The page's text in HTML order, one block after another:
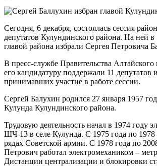
Сегодня, 6 декабря, состоялась сессия
депутатов Кулундинского района. На ней в
главой района избрали Сергея Петровича
В пресс-службе Правительства Алтайского
его кандидатуру поддержали 11 депутатов
принимавших участие в работе сессии.
Сергей Балухин родился 27 января 1957
Кулунда Кулундинского района.
Трудовую деятельность начал в 1974 году
ШЧ-13 в селе Кулунда. С 1975 года по 1978
рядах Советской армии. С 1978 года по
Петрович работал электромехаником –
Дистанции централизации и блокировки